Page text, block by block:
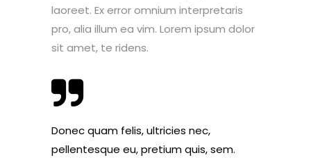
laoreet. Ex error omnium interpretaris
pro, alia illum ea vim. Lorem ipsum dolor
sit amet, te ridens.
Donec quam felis, ultricies nec,
pellentesque eu, pretium quis, sem.